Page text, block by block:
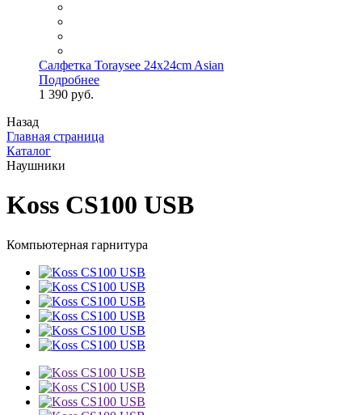
Салфетка Toraysee 24x24cm Asian
Подробнее
1 390 руб.
Назад
Главная страница
Каталог
Наушники
Koss CS100 USB
Компьютерная гарнитура